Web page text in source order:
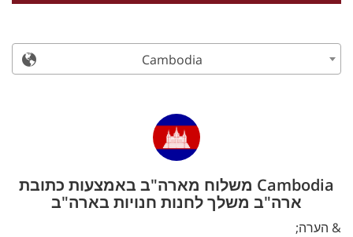
Cambodia
Cambodia משלוח מארה"ב באמצעות כתובת
ארה"ב משלך לחנות חנויות בארה"ב
& הערה;